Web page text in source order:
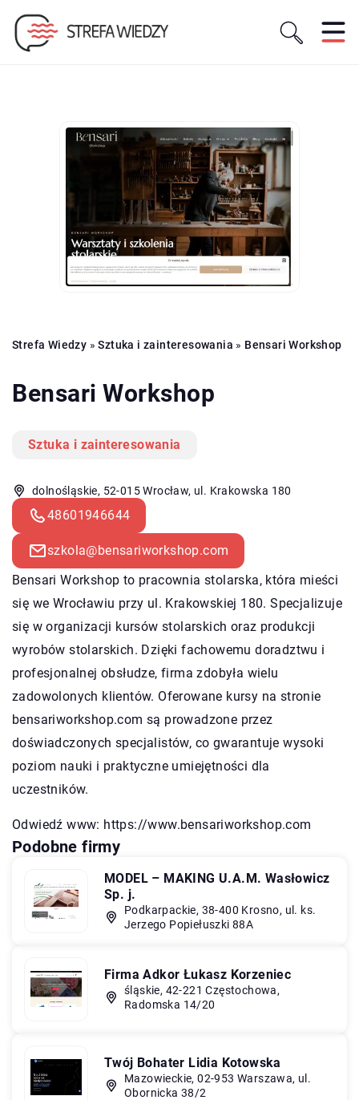
Strefa Wiedzy »Sztuka i zainteresowania » Bensari Workshop
Bensari Workshop
Sztuka i zainteresowania
dolnośląskie, 52-015 Wrocław, ul. Krakowska 180
48601946644
szkola@bensariworkshop.com
Bensari Workshop to pracownia stolarska, która mieści
się we Wrocławiu przy ul. Krakowskiej 180. Specjalizuje
się w organizacji kursów stolarskich oraz produkcji
wyrobów stolarskich. Dzięki fachowemu doradztwu i
profesjonalnej obsłudze, firma zdobyła wielu
zadowolonych klientów. Oferowane kursy na stronie
bensariworkshop.com są prowadzone przez
doświadczonych specjalistów, co gwarantuje wysoki
poziom nauki i praktyczne umiejętności dla
uczestników.
Odwiedź www: https://www.bensariworkshop.com
Podobne firmy
MODEL – MAKING U.A.M. Wasłowicz
Sp. j.
Podkarpackie, 38-400 Krosno, ul. ks.
Jerzego Popiełuszki 88A
Firma Adkor Łukasz Korzeniec
śląskie, 42-221 Częstochowa,
Radomska 14/20
Twój Bohater Lidia Kotowska
Mazowieckie, 02-953 Warszawa, ul.
Obornicka 38/2